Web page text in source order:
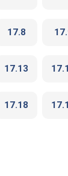
17.8
17.13
17.18